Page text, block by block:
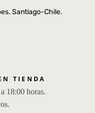
Santiago-Chile.
TIENDA
18:00 horas.